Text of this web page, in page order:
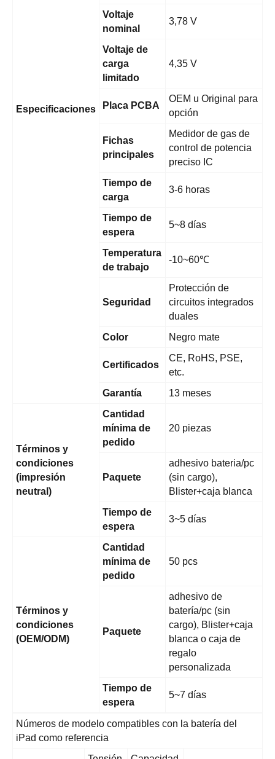
Especificaciones
Voltaje
nominal
3,78 V
Voltaje de
carga
limitado
4,35 V
Placa PCBA
OEM u Original para
opción
Fichas
principales
Medidor de gas de
control de potencia
preciso IC
Tiempo de
carga
3-6 horas
Tiempo de
espera
5~8 días
Temperatura
de trabajo
-10~60℃
Seguridad
Protección de
circuitos integrados
duales
Color
Negro mate
Certificados
CE, RoHS, PSE,
etc.
Garantía
13 meses
Términos y
condiciones
(impresión
neutral)
Cantidad
mínima de
pedido
20 piezas
Paquete
adhesivo bateria/pc
(sin cargo),
Blister+caja blanca
Tiempo de
espera
3~5 días
Términos y
condiciones
(OEM/ODM)
Cantidad
mínima de
pedido
50 pcs
Paquete
adhesivo de
batería/pc (sin
cargo), Blister+caja
blanca o caja de
regalo
personalizada
Tiempo de
espera
5~7 días
Números de modelo compatibles con la batería del
iPad como referencia